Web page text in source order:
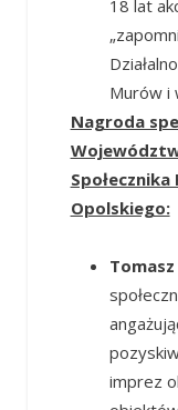
18 lat
Murów i
Nagroda
Opolskiego:
Tomasz
imprez